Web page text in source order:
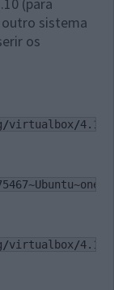
(para
sistema
os
/virtualbox/4.1.8
/virtualbox/4.1.8